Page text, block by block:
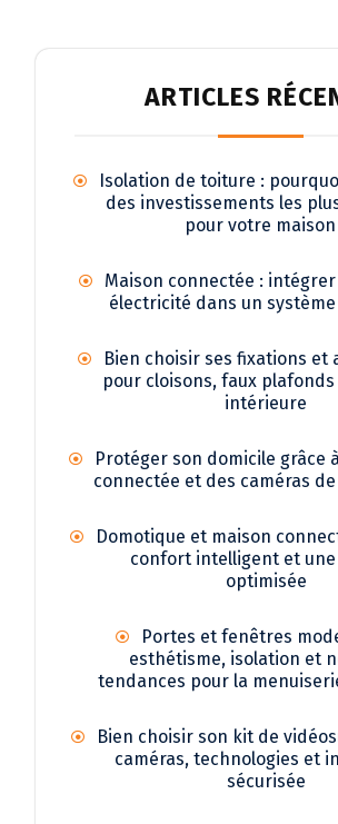
ARTICLES
Isolation de toiture :
des investissements les
pour votre maison
Maison connectée :
électricité dans un
Bien choisir ses fixations et
pour cloisons, faux
intérieure
Protéger son domicile grâce
connectée et des caméras
Domotique et maison
confort intelligent et
optimisée
Portes et fenêtres
esthétisme, isolation et
tendances pour la
Bien choisir son kit de
caméras, technologies et
sécurisée